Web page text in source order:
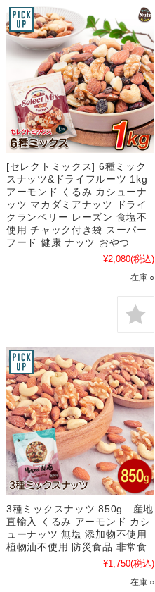
[セレクトミックス] 6種ミック
スナッツ&ドライフルーツ 1kg
アーモンド くるみ カシューナ
ッツ マカダミアナッツ ドライ
クランベリー レーズン 食塩不
使用 チャック付き袋 スーパー
フード 健康 ナッツ おやつ
¥2,080(税込)
在庫 ○
3種ミックスナッツ 850g 産地
直輸入 くるみ アーモンド カシ
ューナッツ 無塩 添加物不使用
植物油不使用 防災食品 非常食
¥1,750(税込)
在庫 ○